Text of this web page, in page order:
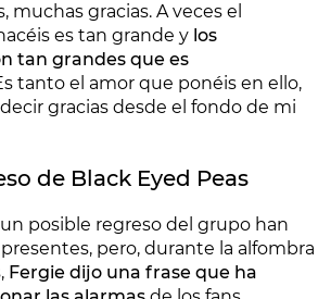
muchas gracias. A veces el
es tan grande y los
tan grandes que es
tanto el amor que ponéis en ello,
gracias desde el fondo de mi
de Black Eyed Peas
posible regreso del grupo han
pero, durante la alfombra
Fergie dijo una frase que ha